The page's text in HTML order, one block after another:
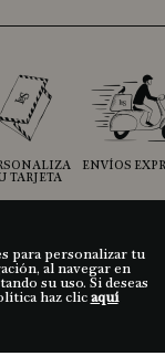
TARJETA
ENVÍOS
para personalizar tu
al navegar en
su uso. Si deseas
haz clicaquí